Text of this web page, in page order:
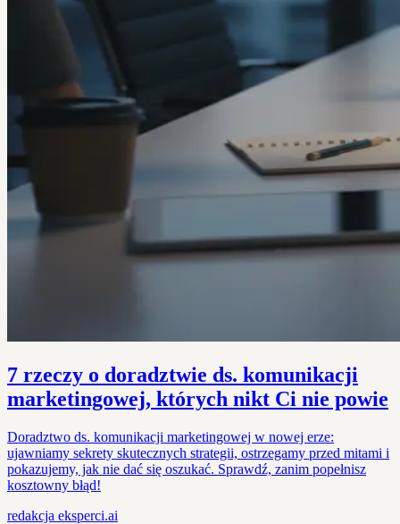
7 rzeczy o doradztwie ds. komunikacji
marketingowej, których nikt Ci nie powie
Doradztwo ds. komunikacji marketingowej w nowej erze:
ujawniamy sekrety skutecznych strategii, ostrzegamy przed mitami i
pokazujemy, jak nie dać się oszukać. Sprawdź, zanim popełnisz
kosztowny błąd!
redakcja eksperci.ai